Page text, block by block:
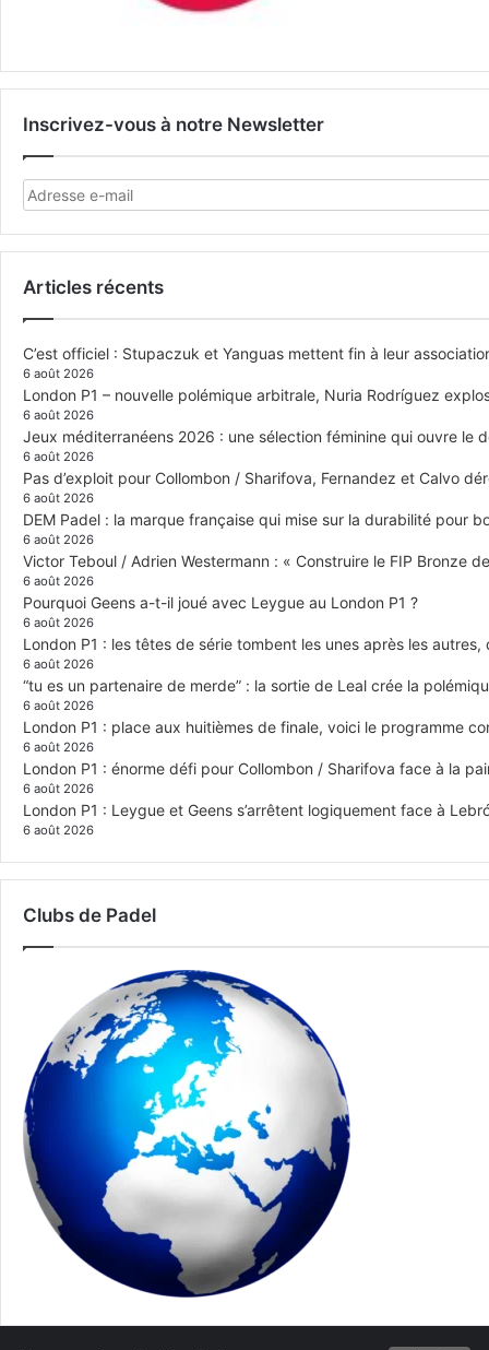
Inscrivez-vous à notre Newsletter
Articles récents
C’est officiel : Stupaczuk et Yanguas mettent fin à leur
6 août 2026
London P1 – nouvelle polémique arbitrale, Nuria Rodríguez
6 août 2026
Jeux méditerranéens 2026 : une sélection féminine qui ouvre le
6 août 2026
Pas d’exploit pour Collombon / Sharifova, Fernandez et Calvo
6 août 2026
DEM Padel : la marque française qui mise sur la durabilité pour
6 août 2026
Victor Teboul / Adrien Westermann : « Construire le FIP Bronze
6 août 2026
Pourquoi Geens a-t-il joué avec Leygue au London P1 ?
6 août 2026
London P1 : les têtes de série tombent les unes après les autres,
6 août 2026
“tu es un partenaire de merde” : la sortie de Leal crée la
6 août 2026
London P1 : place aux huitièmes de finale, voici le programme
6 août 2026
London P1 : énorme défi pour Collombon / Sharifova face à la
6 août 2026
London P1 : Leygue et Geens s’arrêtent logiquement face à
6 août 2026
Clubs de Padel